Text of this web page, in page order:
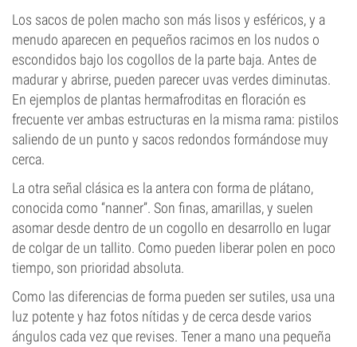
Los sacos de polen macho son más lisos y esféricos, y a
menudo aparecen en pequeños racimos en los nudos o
escondidos bajo los cogollos de la parte baja. Antes de
madurar y abrirse, pueden parecer uvas verdes diminutas.
En ejemplos de plantas hermafroditas en floración es
frecuente ver ambas estructuras en la misma rama: pistilos
saliendo de un punto y sacos redondos formándose muy
cerca.
La otra señal clásica es la antera con forma de plátano,
conocida como “nanner”. Son finas, amarillas, y suelen
asomar desde dentro de un cogollo en desarrollo en lugar
de colgar de un tallito. Como pueden liberar polen en poco
tiempo, son prioridad absoluta.
Como las diferencias de forma pueden ser sutiles, usa una
luz potente y haz fotos nítidas y de cerca desde varios
ángulos cada vez que revises. Tener a mano una pequeña